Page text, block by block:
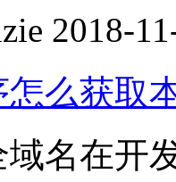
2018-
怎么获取
名在开